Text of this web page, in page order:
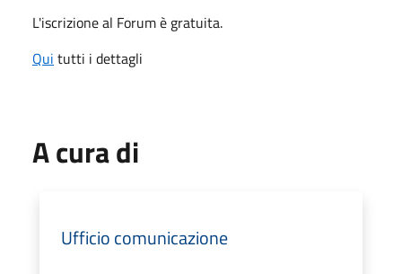
L'iscrizione al Forum è gratuita.
Qui tutti i dettagli
A cura di
Ufficio comunicazione